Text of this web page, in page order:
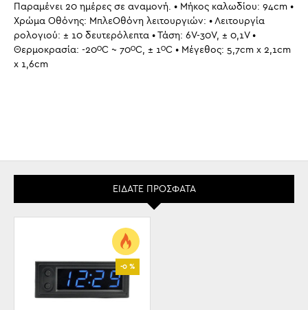
Παραμένει 20 ημέρες σε αναμονή. • Μήκος καλωδίου: 94cm •
Χρώμα Οθόνης: ΜπλεΟθόνη λειτουργιών: • Λειτουργία
ρολογιού: ± 10 δευτερόλεπτα • Τάση: 6V-30V, ± 0,1V •
Θερμοκρασία: -20ᴼC ~ 70ᴼC, ± 1ᴼC • Μέγεθος: 5,7cm x 2,1cm
x 1,6cm
ΕΊΔΑΤΕ ΠΡΌΣΦΑΤΑ
-0 %